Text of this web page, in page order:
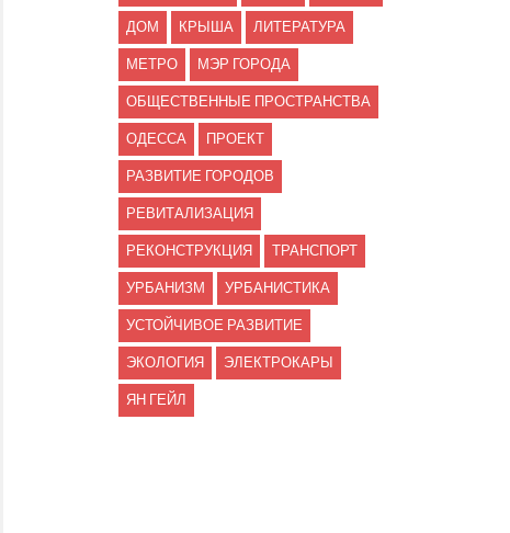
ДОМ КРЫША ЛИТЕРАТУРА
МЕТРО МЭР ГОРОДА
ОБЩЕСТВЕННЫЕ ПРОСТРАНСТВА
ОДЕССА ПРОЕКТ
РАЗВИТИЕ ГОРОДОВ
РЕВИТАЛИЗАЦИЯ
РЕКОНСТРУКЦИЯ ТРАНСПОРТ
УРБАНИЗМ УРБАНИСТИКА
УСТОЙЧИВОЕ РАЗВИТИЕ
ЭКОЛОГИЯ ЭЛЕКТРОКАРЫ
ЯН ГЕЙЛ